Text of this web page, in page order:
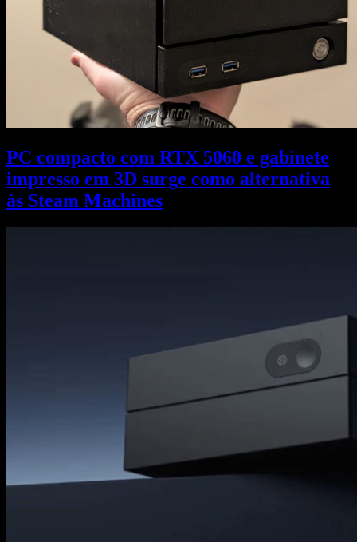
PC compacto com RTX 5060 e gabinete
impresso em 3D surge como alternativa
às Steam Machines